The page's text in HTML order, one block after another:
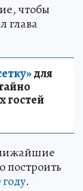
чтобы
глава
для
гостей
построить
.